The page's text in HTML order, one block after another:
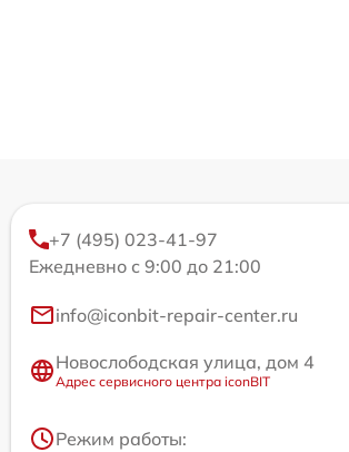
+7 (495) 023-41-97
Ежедневно с 9:00 до 21:00
info@iconbit-repair-center.ru
Новослободская улица, дом 4
Адрес сервисного центра iconBIT
Режим работы: